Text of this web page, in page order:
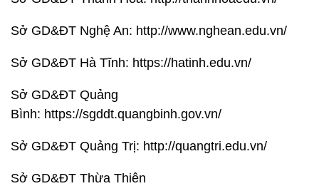
Sở GD&ĐT Nghệ An: http://www.nghean.edu.vn/
Sở GD&ĐT Hà Tĩnh: https://hatinh.edu.vn/
Sở GD&ĐT Quảng
Bình: https://sgddt.quangbinh.gov.vn/
Sở GD&ĐT Quảng Trị: http://quangtri.edu.vn/
Sở GD&ĐT Thừa Thiên